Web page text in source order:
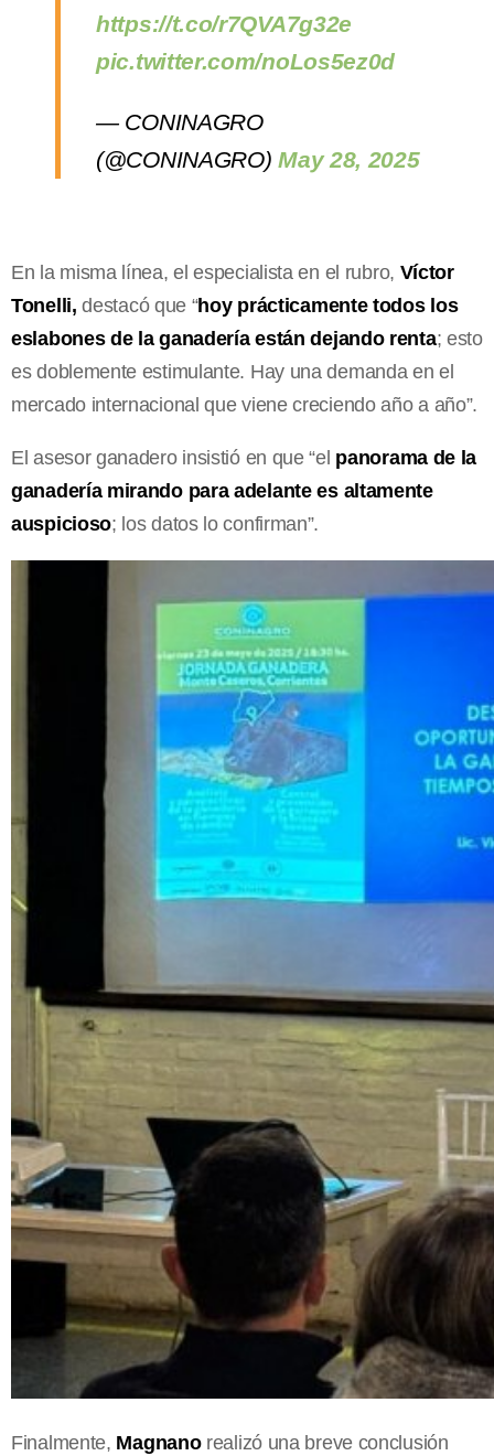
https://t.co/r7QVA7g32e
pic.twitter.com/noLos5ez0d
— CONINAGRO
(@CONINAGRO)May 28, 2025
En la misma línea, el especialista en el rubro, Víctor
Tonelli, destacó que “hoy prácticamente todos los
eslabones de la ganadería están dejando renta; esto
es doblemente estimulante. Hay una demanda en el
mercado internacional que viene creciendo año a año”.
El asesor ganadero insistió en que “el panorama de la
ganadería mirando para adelante es altamente
auspicioso; los datos lo confirman”.
Finalmente, Magnanorealizó una breve conclusión